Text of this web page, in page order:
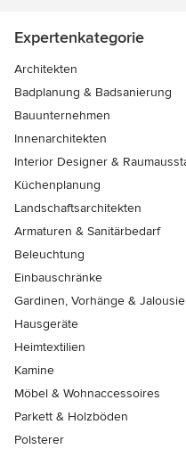
Expertenkategorie
Architekten
Badplanung & Badsanierung
Bauunternehmen
Innenarchitekten
Interior Designer &
Küchenplanung
Landschaftsarchitekten
Armaturen & Sanitärbedarf
Beleuchtung
Einbauschränke
Gardinen, Vorhänge &
Hausgeräte
Heimtextilien
Kamine
Möbel & Wohnaccessoires
Parkett & Holzböden
Polsterer